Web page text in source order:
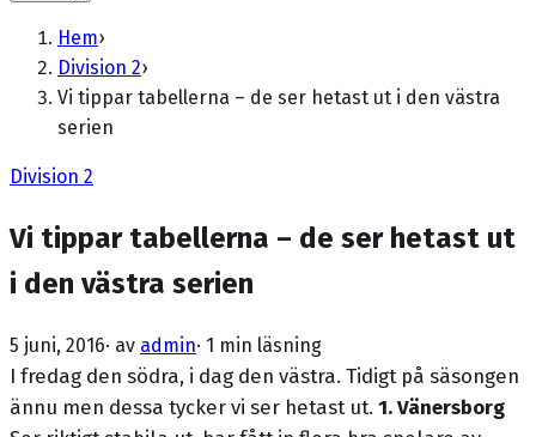
Hem›
Division 2›
Vi tippar tabellerna – de ser hetast ut i den västra
serien
Division 2
Vi tippar tabellerna – de ser hetast ut
i den västra serien
5 juni, 2016· av admin· 1 min läsning
I fredag den södra, i dag den västra. Tidigt på säsongen
ännu men dessa tycker vi ser hetast ut. 1. Vänersborg